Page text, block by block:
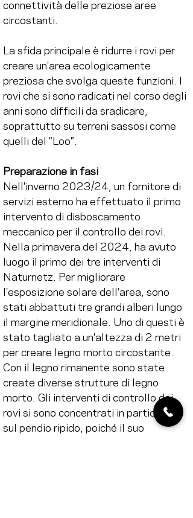
connettività delle preziose aree
circostanti.
La sfida principale è ridurre i rovi per
creare un'area ecologicamente
preziosa che svolga queste funzioni. I
rovi che si sono radicati nel corso degli
anni sono difficili da sradicare,
soprattutto su terreni sassosi come
quelli del "Loo".
Preparazione in fasi
Nell'inverno 2023/24, un fornitore di
servizi esterno ha effettuato il primo
intervento di disboscamento
meccanico per il controllo dei rovi.
Nella primavera del 2024, ha avuto
luogo il primo dei tre interventi di
Naturnetz. Per migliorare
l'esposizione solare dell'area, sono
stati abbattuti tre grandi alberi lungo
il margine meridionale. Uno di questi è
stato tagliato a un'altezza di 2 metri
per creare legno morto circostante.
Con il legno rimanente sono state
create diverse strutture di legno
morto. Gli interventi di controllo dei
rovi si sono concentrati in particolare
sul pendio ripido, poiché il suo